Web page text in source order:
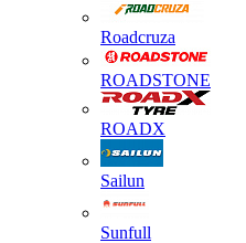
Roadcruza
ROADSTONE
ROADX
Sailun
Sunfull